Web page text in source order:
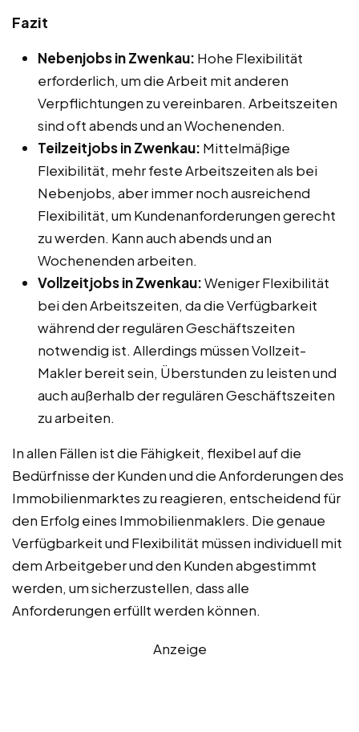
Fazit
Nebenjobs in Zwenkau: Hohe Flexibilität
erforderlich, um die Arbeit mit anderen
Verpflichtungen zu vereinbaren. Arbeitszeiten
sind oft abends und an Wochenenden.
Teilzeitjobs in Zwenkau: Mittelmäßige
Flexibilität, mehr feste Arbeitszeiten als bei
Nebenjobs, aber immer noch ausreichend
Flexibilität, um Kundenanforderungen gerecht
zu werden. Kann auch abends und an
Wochenenden arbeiten.
Vollzeitjobs in Zwenkau:Weniger Flexibilität
bei den Arbeitszeiten, da die Verfügbarkeit
während der regulären Geschäftszeiten
notwendig ist. Allerdings müssen Vollzeit-
Makler bereit sein, Überstunden zu leisten und
auch außerhalb der regulären Geschäftszeiten
zu arbeiten.
In allen Fällen ist die Fähigkeit, flexibel auf die
Bedürfnisse der Kunden und die Anforderungen des
Immobilienmarktes zu reagieren, entscheidend für
den Erfolg eines Immobilienmaklers. Die genaue
Verfügbarkeit und Flexibilität müssen individuell mit
dem Arbeitgeber und den Kunden abgestimmt
werden, um sicherzustellen, dass alle
Anforderungen erfüllt werden können.
Anzeige